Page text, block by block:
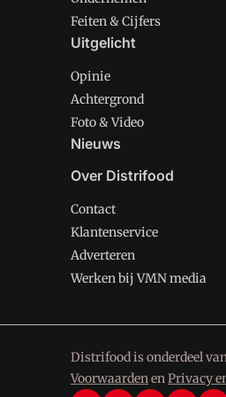
Feiten & Cijfers
Uitgelicht
Opinie
Achtergrond
Foto & Video
Nieuws
Over Distrifood
Contact
Klantenservice
Adverteren
Werken bij VMN media
Distrifood is onderdeel
VoorwaardenenPrivacy